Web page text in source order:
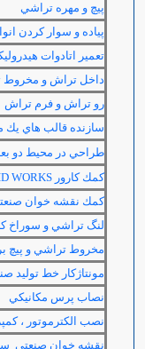
پيچ و مهره تراشي
پیاده و سوار کردن
تعمیر اتادوات
داخل تراش و مخروط
رو تراش و فرم تراش
سازنده قالب هاي يك
طراحي در محيط دو
كمك كارور WORKS
كمك نقشه خوان
لنگ تراشي و سوراخ
مخروط تراشي و پيچ
مونتاژكار خط توليد
نصاب پرس مكانيكي
نصب الكترموتور ،
نقشه خوان صنعتي